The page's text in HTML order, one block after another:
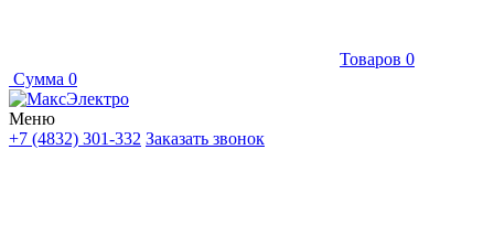
Товаров 0
Сумма 0
Меню
+7 (4832) 301-332 Заказать звонок